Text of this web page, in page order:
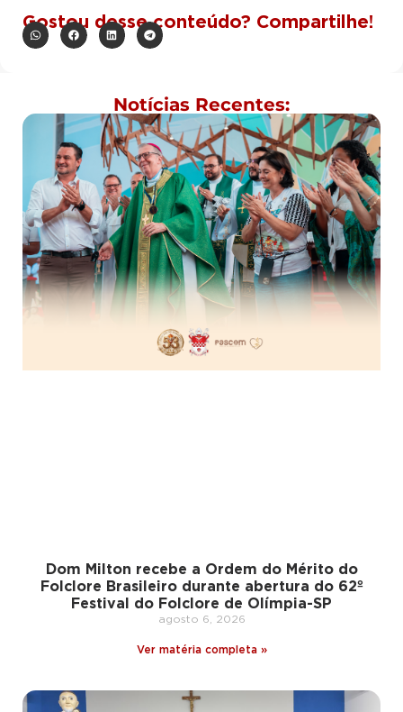
Gostou desse conteúdo? Compartilhe!
Notícias Recentes:
Dom Milton recebe a Ordem do Mérito do
Folclore Brasileiro durante abertura do 62º
Festival do Folclore de Olímpia-SP
agosto 6, 2026
Ver matéria completa »